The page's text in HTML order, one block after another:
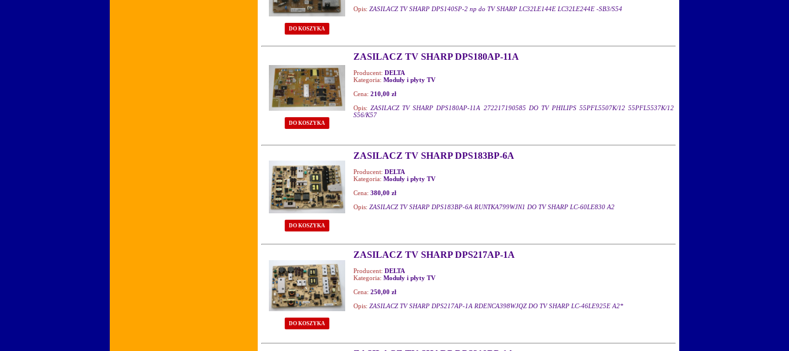
DO KOSZYKA
Opis: ZASILACZ TV SHARP DPS140SP-2 np do TV SHARP LC32LE144E LC32LE244E -SB3/S54
DO KOSZYKA
ZASILACZ TV SHARP DPS180AP-11A
Producent: DELTA
Kategoria: Moduły i płyty TV
Cena: 210,00 zł
Opis: ZASILACZ TV SHARP DPS180AP-11A 272217190585 DO TV PHILIPS 55PFL5507K/12 55PFL5537K/12
S56/K57
DO KOSZYKA
ZASILACZ TV SHARP DPS183BP-6A
Producent: DELTA
Kategoria: Moduły i płyty TV
Cena: 380,00 zł
Opis: ZASILACZ TV SHARP DPS183BP-6A RUNTKA799WJN1 DO TV SHARP LC-60LE830 A2
DO KOSZYKA
ZASILACZ TV SHARP DPS217AP-1A
Producent: DELTA
Kategoria: Moduły i płyty TV
Cena: 250,00 zł
Opis: ZASILACZ TV SHARP DPS217AP-1A RDENCA398WJQZ DO TV SHARP LC-46LE925E A2*